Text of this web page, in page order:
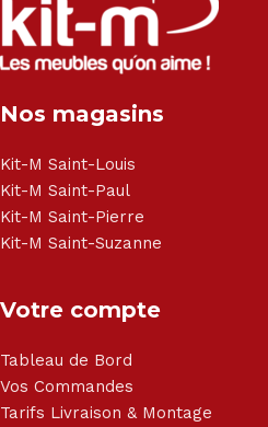
Nos magasins
Kit-M Saint-Louis
Kit-M Saint-Paul
Kit-M Saint-Pierre
Kit-M Saint-Suzanne
Votre compte
Tableau de Bord
Vos Commandes
Tarifs Livraison & Montage